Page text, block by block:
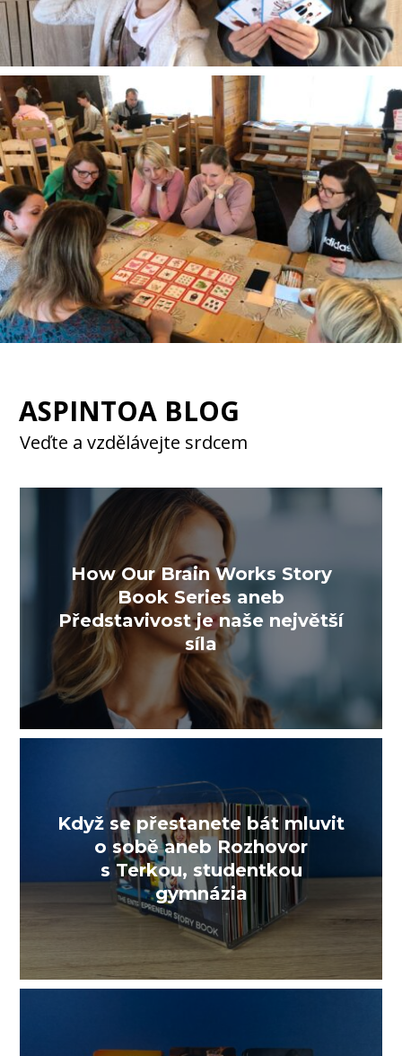
ASPINTOA BLOG
Veďte a vzdělávejte srdcem
How Our Brain Works Story
Book Series aneb
Představivost je naše největší
síla
Když se přestanete bát mluvit
o sobě aneb Rozhovor
s Terkou, studentkou
gymnázia